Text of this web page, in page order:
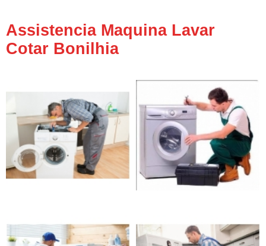
Assistencia Maquina Lavar
Cotar Bonilhia